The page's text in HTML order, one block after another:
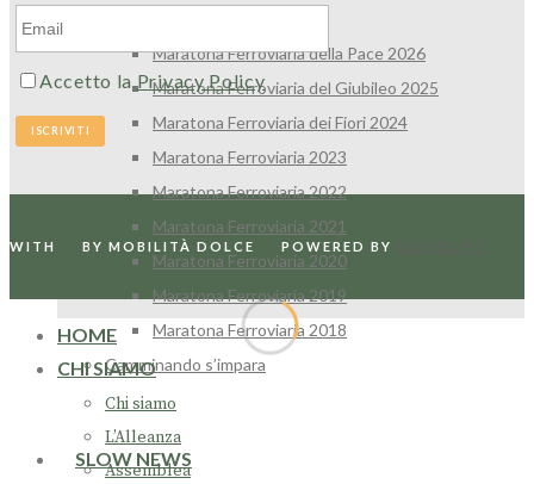
Maratona Ferroviaria della Pace 2026
Maratona Ferroviaria del Giubileo 2025
Maratona Ferroviaria dei Fiori 2024
Maratona Ferroviaria 2023
Maratona Ferroviaria 2022
Maratona Ferroviaria 2021
Maratona Ferroviaria 2020
Maratona Ferroviaria 2019
Maratona Ferroviaria 2018
Camminando s’impara
SLOW NEWS
Accetto laPrivacy Policy
WITH BY MOBILITÀ DOLCE POWERED BY
HOME
CHI SIAMO
Chi siamo
L’Alleanza
Assemblea